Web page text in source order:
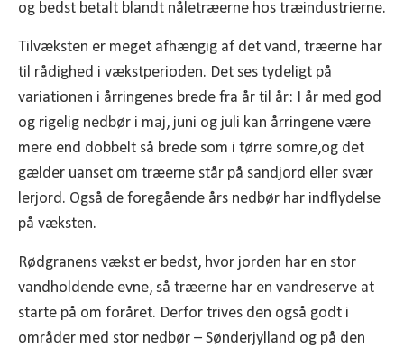
og bedst betalt blandt nåletræerne hos træindustrierne.
Tilvæksten er meget afhængig af det vand, træerne har
til rådighed i vækstperioden. Det ses tydeligt på
variationen i årringenes brede fra år til år: I år med god
og rigelig nedbør i maj, juni og juli kan årringene være
mere end dobbelt så brede som i tørre somre,og det
gælder uanset om træerne står på sandjord eller svær
lerjord. Også de foregående års nedbør har indflydelse
på væksten.
Rødgranens vækst er bedst, hvor jorden har en stor
vandholdende evne, så træerne har en vandreserve at
starte på om foråret. Derfor trives den også godt i
områder med stor nedbør – Sønderjylland og på den